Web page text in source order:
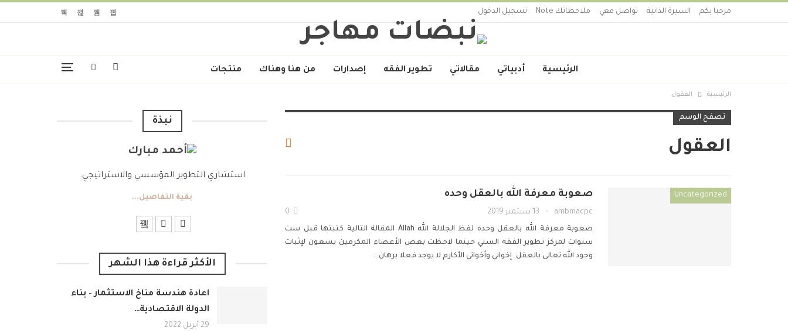
مرحبا بكم السيرة الذاتية تواصل معي ملاحظاتك Note تسجيل الدخول
الرئيسية أدبياتي مقالاتي تطوير الفقه إصدارات من هنا وهناك منتجات
الرئيسية العقول
تصفح الوسم
العقول
Uncategorized صعوبة معرفة الله بالعقل وحده
ambmacpc 13 سبتمبر 2019
صعوبة معرفة الله بالعقل وحده لفظ الجلالة الله Allah
المقالة التالية كتبتها قبل ست
سنوات لمركز تطوير الفقه السني حينما لاحظت بعض الأعضاء المكرمين يسعون لإثبات
وجود الله تعالى بالعقل. إخواني وأخواتي الأكارم لا يوجد فعلا برهان…
نبذة
استشاري التطوير المؤسسي والاستراتيجي.
بقية التفاصيل...
الأكثر قراءة هذا الشهر
اعادة هندسة مناخ الاستثمار – بناء
الدولة الاقتصادية…
29 أبريل 2022